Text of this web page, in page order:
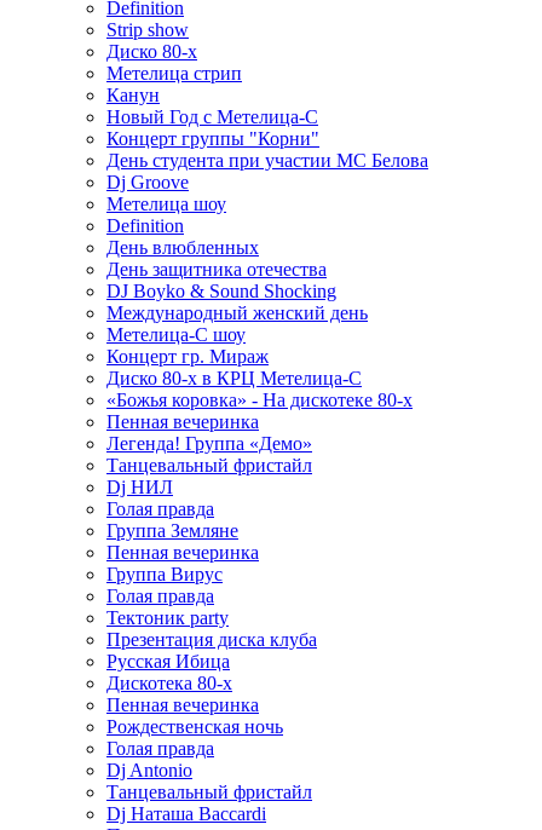
Definition
Strip show
Диско 80-х
Метелица стрип
Канун
Новый Год с Метелица-С
Концерт группы "Корни"
День студента при участии МС Белова
Dj Groove
Метелица шоу
Definition
День влюбленных
День защитника отечества
DJ Boyko & Sound Shocking
Международный женский день
Метелица-С шоу
Концерт гр. Мираж
Диско 80-х в КРЦ Метелица-С
«Божья коровка» - На дискотеке 80-х
Пенная вечеринка
Легенда! Группа «Демо»
Танцевальный фристайл
Dj НИЛ
Голая правда
Группа Земляне
Пенная вечеринка
Группа Вирус
Голая правда
Тектоник party
Презентация диска клуба
Русская Ибица
Дискотека 80-х
Пенная вечеринка
Рождественская ночь
Голая правда
Dj Antonio
Танцевальный фристайл
Dj Наташа Baccardi